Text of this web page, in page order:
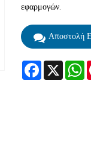
εφαρμογών.
Αποστολή
Facebook
X